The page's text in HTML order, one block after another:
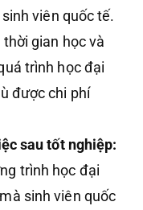
viên quốc tế.
gian học và
trình học đại
được chi phí
sau tốt nghiệp:
trình học đại
sinh viên quốc